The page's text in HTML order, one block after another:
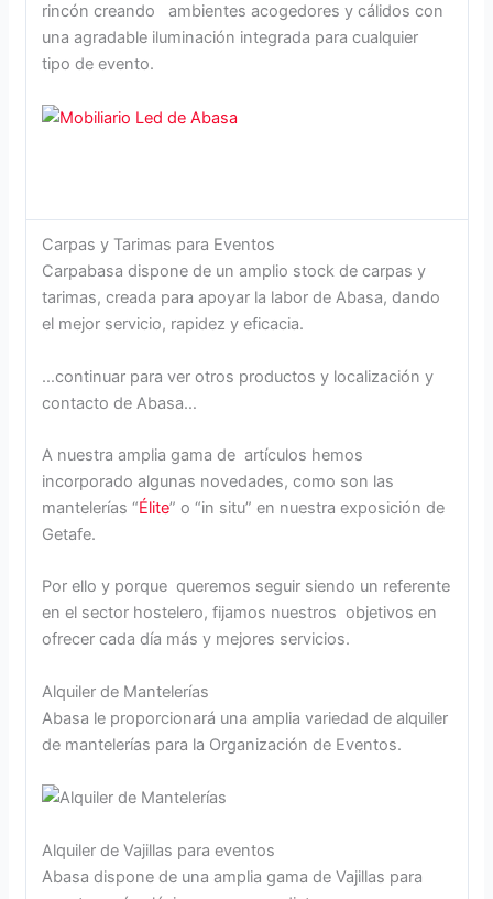
rincón creando ambientes acogedores y cálidos con
una agradable iluminación integrada para cualquier
tipo de evento.
Carpas y Tarimas para Eventos
Carpabasa dispone de un amplio stock de carpas y
tarimas, creada para apoyar la labor de Abasa, dando
el mejor servicio, rapidez y eficacia.
…continuar para ver otros productos y localización y
contacto de Abasa…
A nuestra amplia gama de artículos hemos
incorporado algunas novedades, como son las
mantelerías “Élite” o “in situ” en nuestra exposición de
Getafe.
Por ello y porque queremos seguir siendo un referente
en el sector hostelero, fijamos nuestros objetivos en
ofrecer cada día más y mejores servicios.
Alquiler de Mantelerías
Abasa le proporcionará una amplia variedad de alquiler
de mantelerías para la Organización de Eventos.
Alquiler de Vajillas para eventos
Abasa dispone de una amplia gama de Vajillas para